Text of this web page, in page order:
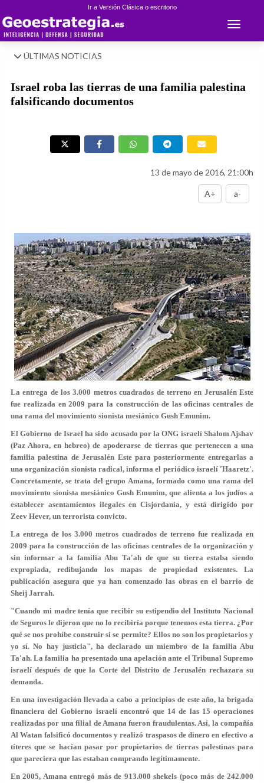
Ir a Versión Clásica o escritorio
Toggle
ÚLTIMAS NOTICIAS
Israel roba las tierras de una familia palestina
falsificando documentos
13 de mayo de 2016, 21:00h
A+ a-
La entrega de los 3.000 metros cuadrados de terreno en Jerusalén Este
fue realizada en 2009 para la construcción de las oficinas centrales de
una rama del movimiento sionista mesiánico Gush Emunim.
El Gobierno de Israel ha sido acusado por la ONG israelí Shalom Ajshav
(Paz Ahora, en hebreo) de apoderarse de tierras que pertenecen a una
familia palestina de Jerusalén Este para posteriormente entregarlas a
una organización sionista radical, informa el periódico israelí 'Haaretz'.
Concretamente, se trata del grupo Amana, formado como una rama del
movimiento sionista mesiánico Gush Emunim, que alienta a los judíos a
establecer asentamientos ilegales en Cisjordania, y está dirigido por
Zeev Hever, un terrorista convicto.
La entrega de los 3.000 metros cuadrados de terreno fue realizada en
2009 para la construcción de las oficinas centrales de la organización y
sin informar a la familia Abu Ta'ah de que su tierra estaba siendo
expropiada, redibujando los mapas de propiedad existentes. La
publicación asegura que ya han comenzado las obras en el barrio de
Sheij Jarrah.
"Cuando mi madre tenía que recibir su estipendio del Instituto Nacional
de Seguros le dijeron que no lo recibiría porque tenemos esta tierra. ¿Por
qué se nos prohíbe construir si se permite? Ellos no son los propietarios y
yo sí. No hay justicia", ha declarado un miembro de la familia Abu
Ta'ah. La familia ha presentado una apelación ante el Tribunal Supremo
israelí después de que la Corte del Distrito de Jerusalén rechazara su
demanda.
En una investigación llevada a cabo a principios de este año, la brigada
financiera del Gobierno israelí encontró que 14 de las 15 operaciones
realizadas por una filial de Amana fueron fraudulentas. Así, la compañía
Al Watan falsificó documentos y realizó traspasos de dinero en efectivo a
títeres que se hacían pasar por propietarios de tierras palestinas para
que pareciera que las estaban comprando legítimamente.
En 2005, Amana entregó más de 913.000 shekels (poco más de 242.000